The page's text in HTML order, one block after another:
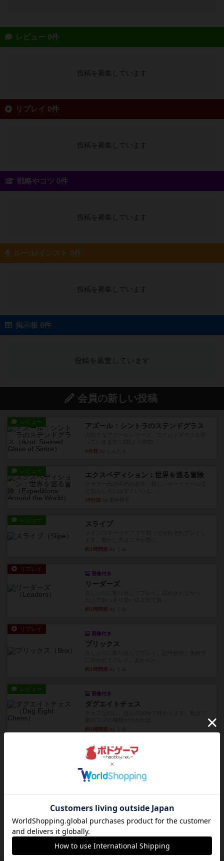
レビュー 0件
投稿を募集しています
リプレイ 0件
投稿を募集しています
戦略やコツ 0件
投稿を募集しています
ルール/インスト 0件
投稿を募集しています
掲示板 0件
投稿を募集しています
会員の新しい投稿
レビュー アズール：シントラのステンドグラス
4分前
レビュー エクスペディション：世界を巡る冒険
35分前
レビュー スライプ
約1時間前
リプレイ
画像付き
リーダーズ
約1時間前
リプレイ
画像付き
ブリックス
約1時間前
レビュー
画像付き
ダグエイトチェス
約1時間前
画像付き 充実
宝石の煌き：デュエル 偽造者
筆者が最も好きな2人用ボードゲームである『宝石
の煌めき デュエル』に、...
クランク! ：冒険者たち（拡張）
クランク！のプレイヤーごとに能力の違うキャラ
約3時間前by ぽっぽーくるっぽー